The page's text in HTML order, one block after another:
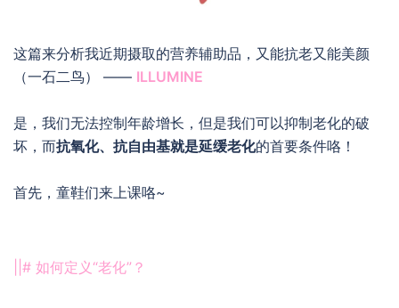
这篇来分析我近期摄取的营养辅助品，又能抗老又能美颜
（一石二鸟） —— ILLUMINE
是，我们无法控制年龄增长，但是我们可以抑制老化的破
坏，而抗氧化、抗自由基就是延缓老化的首要条件咯！
首先，童鞋们来上课咯~
||# 如何定义“老化”？